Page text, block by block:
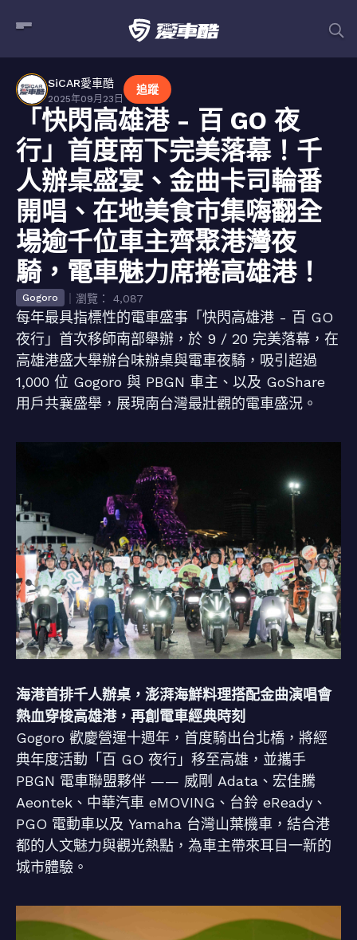
SiCAR愛車酷
2025年09月23日
追蹤
「快閃高雄港 - 百 GO 夜
行」首度南下完美落幕！千
人辦桌盛宴、金曲卡司輪番
開唱、在地美食市集嗨翻全
場逾千位車主齊聚港灣夜
騎，電車魅力席捲高雄港！
Gogoro ｜瀏覽： 4,087
每年最具指標性的電車盛事「快閃高雄港 - 百 GO
夜行」首次移師南部舉辦，於 9 / 20 完美落幕，在
高雄港盛大舉辦台味辦桌與電車夜騎，吸引超過
1,000 位 Gogoro 與 PBGN 車主、以及 GoShare
用戶共襄盛舉，展現南台灣最壯觀的電車盛況。
海港首排千人辦桌，澎湃海鮮料理搭配金曲演唱會
熱血穿梭高雄港，再創電車經典時刻
Gogoro 歡慶營運十週年，首度騎出台北橋，將經
典年度活動「百 GO 夜行」移至高雄，並攜手
PBGN 電車聯盟夥伴 —— 威剛 Adata、宏佳騰
Aeontek、中華汽車 eMOVING、台鈴 eReady、
PGO 電動車以及 Yamaha 台灣山葉機車，結合港
都的人文魅力與觀光熱點，為車主帶來耳目一新的
城市體驗。